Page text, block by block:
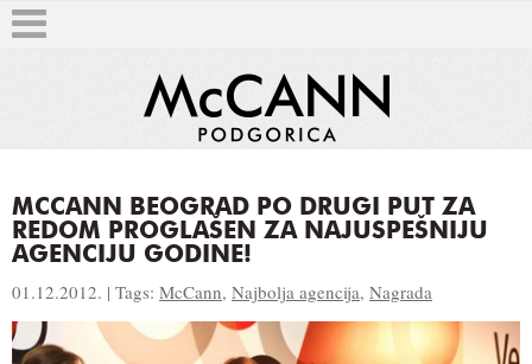
MCCANN BEOGRAD PO DRUGI PUT ZA
REDOM PROGLAŠEN ZA NAJUSPEŠNIJU
AGENCIJU GODINE!
01.12.2012. | Tags: McCann, Najbolja agencija, Nagrada